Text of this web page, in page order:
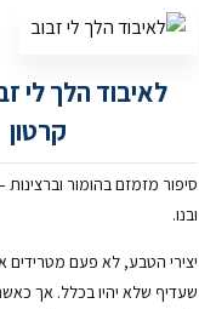
לאיבוד הלך לי
קרטון
סיפור מזמזם בהומור
ובנו.
יצירי הטבע, לא פעם מטרידים
שעדיף שלא יהיו בכלל. אך